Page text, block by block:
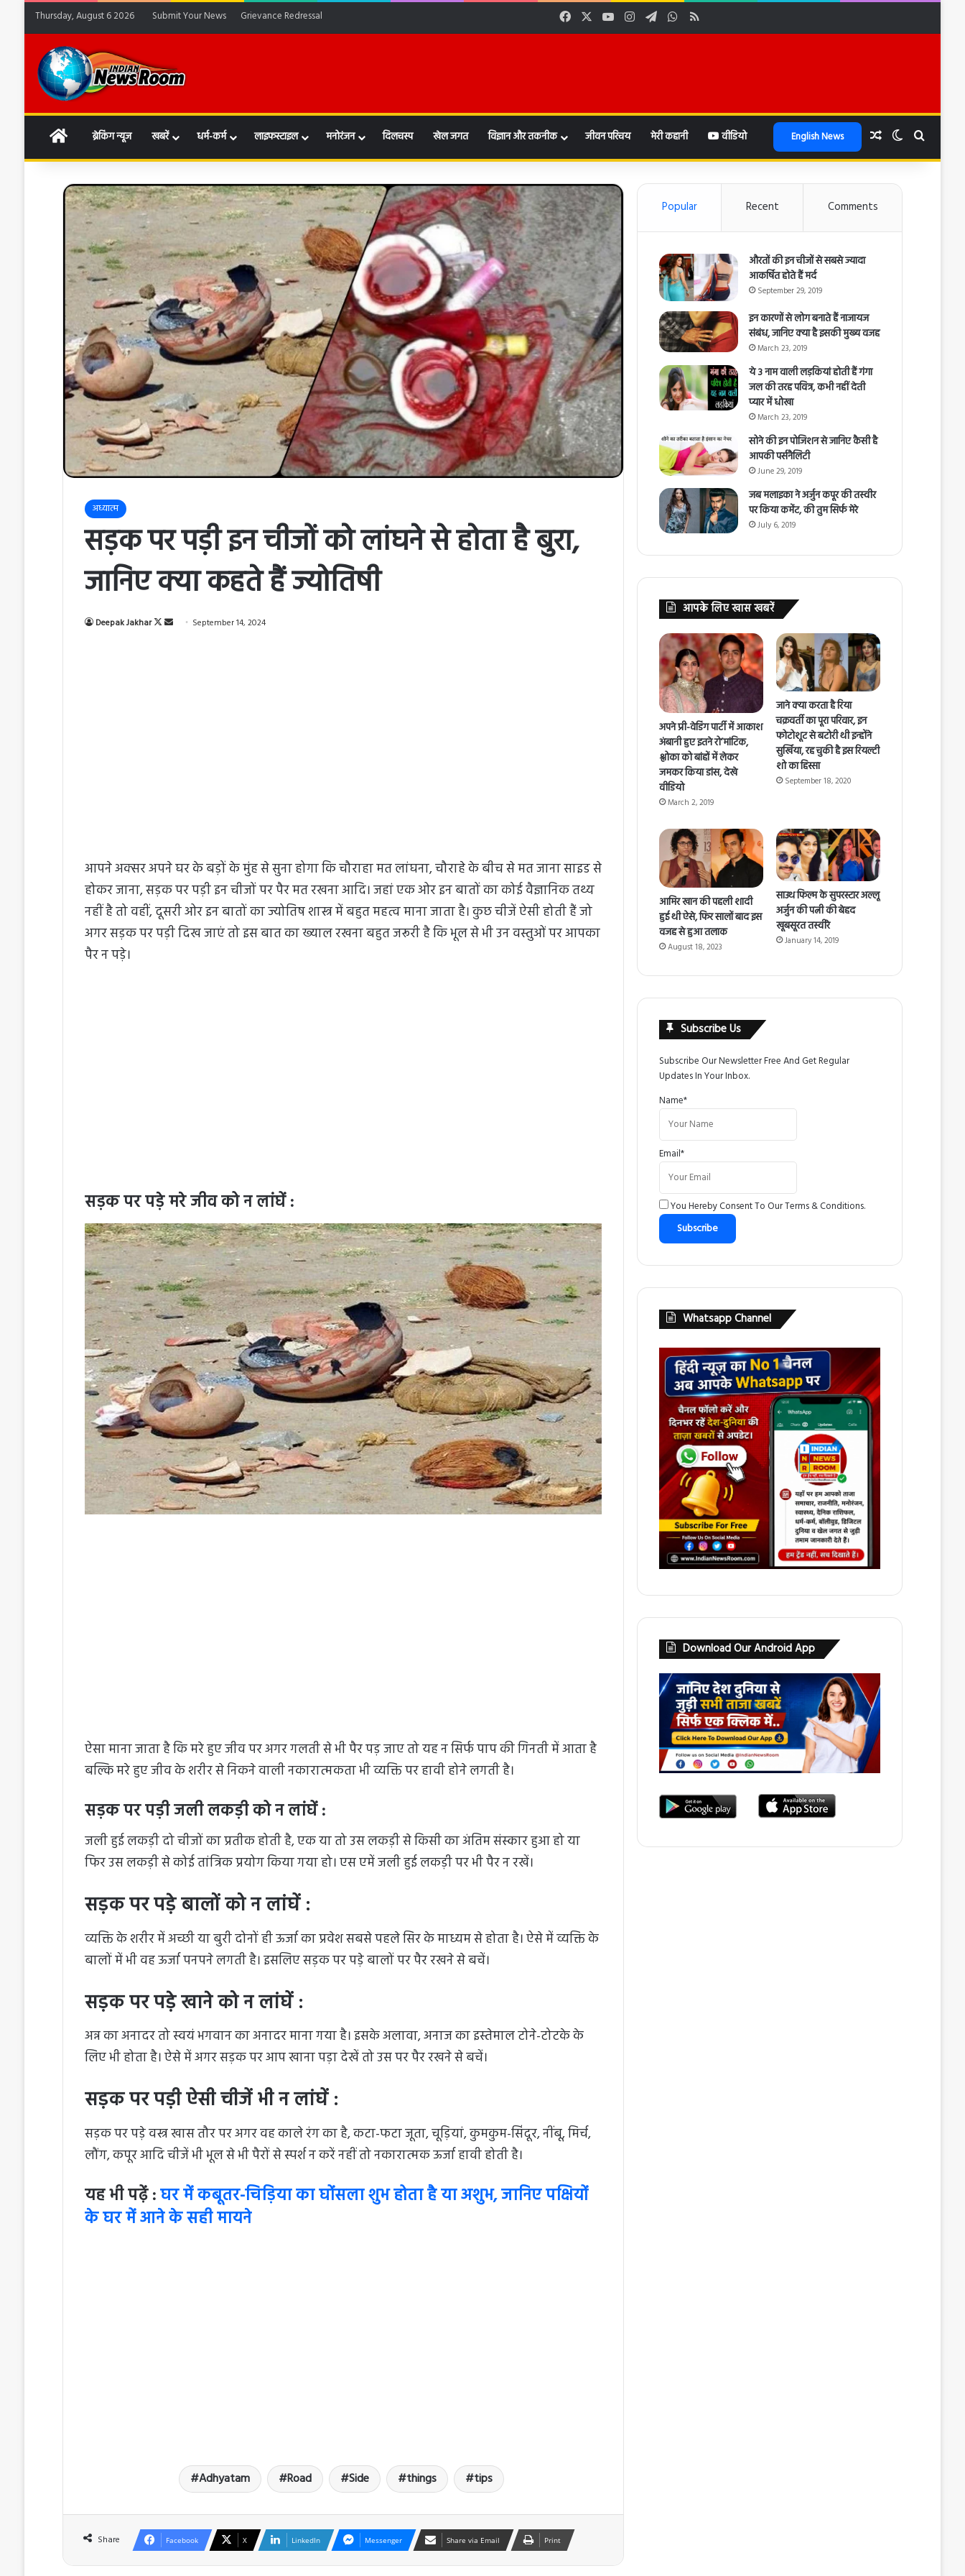
Thursday, August 6 2026 Submit Your News Grievance Redressal Facebook YouTubeInstagramTelegramWhatsApp
RSS
HOMEब्रेकिंग न्यूज खबरें धर्म-कर्म लाइफस्टाइल मनोरंजन दिलचस्प खेल जगत विज्ञान और तकनीक जीवन परिचय मेरी कहानी वीडियो English News Random Article
Switch skin
Search
अध्यात्म
सड़क पर पड़ी इन चीजों को लांघने से होता है बुरा,
जानिए क्या कहते हैं ज्योतिषी
Deepak Jakhar
F S
September 14, 2024
आपने अक्सर अपने घर के बड़ों के मुंह से सुना होगा कि चौराहा मत लांघना, चौराहे के बीच से मत जाना साइड से
होकर जाना, सड़क पर पड़ी इन चीजों पर पैर मत रखना आदि। जहां एक ओर इन बातों का कोई वैज्ञानिक तथ्य
नहीं है तो वहीं, दूसरी ओर इन बातों का ज्योतिष शास्त्र में बहुत महत्व माना जाता है। कुछ चीजें ऐसी होती हैं जो
अगर सड़क पर पड़ी दिख जाएं तो इस बात का ख्याल रखना बहुत जरूरी है कि भूल से भी उन वस्तुओं पर आपका
पैर न पड़े।
सड़क पर पड़े मरे जीव को न लांघें :
ऐसा माना जाता है कि मरे हुए जीव पर अगर गलती से भी पैर पड़ जाए तो यह न सिर्फ पाप की गिनती में आता है
बल्कि मरे हुए जीव के शरीर से निकने वाली नकारात्मकता भी व्यक्ति पर हावी होने लगती है।
सड़क पर पड़ी जली लकड़ी को न लांघें :
जली हुई लकड़ी दो चीजों का प्रतीक होती है, एक या तो उस लकड़ी से किसी का अंतिम संस्कार हुआ हो या
फिर उस लकड़ी से कोई तांत्रिक प्रयोग किया गया हो। एस एमें जली हुई लकड़ी पर भी पैर न रखें।
सड़क पर पड़े बालों को न लांघें :
व्यक्ति के शरीर में अच्छी या बुरी दोनों ही ऊर्जा का प्रवेश सबसे पहले सिर के माध्यम से होता है। ऐसे में व्यक्ति के
बालों में भी वह ऊर्जा पनपने लगती है। इसलिए सड़क पर पड़े बालों पर पैर रखने से बचें।
सड़क पर पड़े खाने को न लांघें :
अन्न का अनादर तो स्वयं भगवान का अनादर माना गया है। इसके अलावा, अनाज का इस्तेमाल टोने-टोटके के
लिए भी होता है। ऐसे में अगर सड़क पर आप खाना पड़ा देखें तो उस पर पैर रखने से बचें।
सड़क पर पड़ी ऐसी चीजें भी न लांघें :
सड़क पर पड़े वस्त्र खास तौर पर अगर वह काले रंग का है, कटा-फटा जूता, चूड़ियां, कुमकुम-सिंदूर, नींबू, मिर्च,
लौंग, कपूर आदि चीजें भी भूल से भी पैरों से स्पर्श न करें नहीं तो नकारात्मक ऊर्जा हावी होती है।
यह भी पढ़ें :घर में कबूतर-चिड़िया का घोंसला शुभ होता है या अशुभ, जानिए पक्षियों
के घर में आने के सही मायने
Adhyatam Road Side things tips
Share Facebook X LinkedIn Messenger Share via Email Print
Popular Recent Comments
औरतों की इन चीजों से सबसे ज्यादा
आकर्षित होते हैं मर्द
September 29, 2019
इन कारणों से लोग बनाते हैं नाजायज
संबंध, जानिए क्या है इसकी मुख्य वजह
March 23, 2019
ये 3 नाम वाली लड़कियां होती हैं गंगा
जल की तरह पवित्र, कभी नहीं देती
प्यार में धोखा
March 23, 2019
सोने की इन पोजिशन से जानिए कैसी है
आपकी पर्सनैलिटी
June 29, 2019
जब मलाइका ने अर्जुन कपूर की तस्वीर
पर किया कमेंट, की तुम सिर्फ मेरे
July 6, 2019
आपके लिए खास खबरें
अपने प्री-वेडिंग पार्टी में आकाश
अंबानी हुए इतने रो’मांटिक,
श्लोका को बांहों में लेकर
जमकर किया डांस, देखे
वीडियो
March 2, 2019
जाने क्या करता है रिया
चक्रवर्ती का पूरा परिवार, इन
फोटोशूट से बटोरी थी इन्होंने
सुर्खिया, रह चुकी है इस रियल्टी
शो का हिस्सा
September 18, 2020
आमिर खान की पहली शादी
हुई थी ऐसे, फिर सालों बाद इस
वजह से हुआ तलाक
August 18, 2023
साउथ फिल्म के सुपरस्टार अल्लू
अर्जुन की पत्नी की बेहद
खूबसूरत तस्वीरे
January 14, 2019
Subscribe Us
Subscribe Our Newsletter Free And Get Regular
Updates In Your Inbox.
Name*
Email*
You Hereby Consent To OurTerms & Conditions.
Whatsapp Channel
Download Our Android App